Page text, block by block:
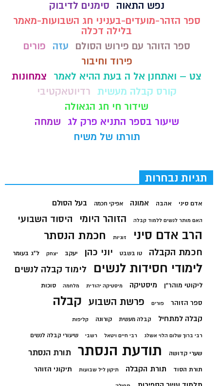
נפש התאוה
סימנים לדיבוק
ספר הזהר-מועדים-בעניני חג השבועות-מאמר
בלילה דכלה
ספר הזוהר עם פירוש הסולם
עזה
פורים
פירוד וחיבור
צט – ואתחנן אל ה בעת ההיא לאמר
צמחונות
קורס קבלה מעשית רדיוטאקטיבי
שידור חי חג הגאולה
שיעור בספר התניא פרק לג
שמחה
תורתו של משיח
תגיות נבחרות
אדם סיני אהבה אמונה אפיקי חכמה בעל הסולם
האם מותר לנשים ללמוד קבלה הזוהר היומי היסוד השבועי
הרב אדם סיני זוגיות חכמת הנסתר
חכמת הקבלה טו בשבט יוני כהן יעקב יצחק ל"ג בעומר
לימודי חסידות לנשים לימוד קבלה לנשים
ליקוטי מוהר"ן מיסטיקה מיסטיקה יהודית מלחמה סוכות
ספר הזוהר פורים פרשת השבוע קבלה
קבלה למתחיל קבלה מעשית קורונה קליפות
רבי ברוך שלום הלוי אשלג רבי חיים ויטאל רשבי שיעורי קבלה לנשים
שערי קדושה תודעת הנסתר תורת הנסתר
תורת הסוד תורת הקבלה תיקון ליל שבועות תיקוני הזוהר